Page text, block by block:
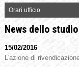
Orari ufficio
News dello studio
15/02/2016
L'azione di